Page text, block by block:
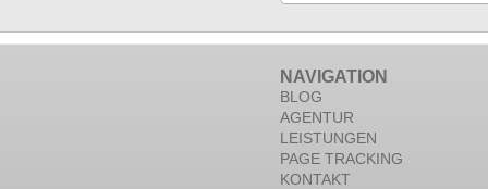
NAVIGATION
BLOG
AGENTUR
LEISTUNGEN
PAGE TRACKING
KONTAKT